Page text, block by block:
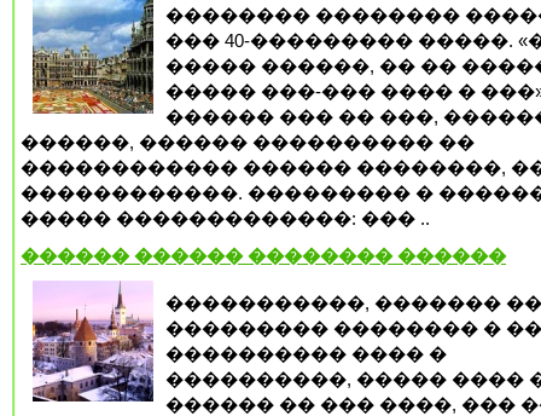
�������� ��������
��� 40-��������� �����.
����� ������, �� ��
����� ���-��� ���� �
������ ��� �� ���,
������, ������ ���������� ��
������������ ������ ��������,
������������. ��������� �
����� �������������: ��� ..
������ ������ �������� ������
�����������, �������
��������� �������� �
���������� ���� �
����������, ����� ����
������ �� ��� ����, ���